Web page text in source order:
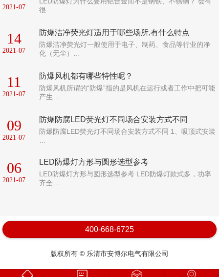
2021-07
很…
14
2021-07
防爆洁净荧光灯适用于哪些场所,有什么特点
防爆洁净荧光灯一般使用于电子、制药、食品等行业的净
化（无尘）…
11
2021-07
防爆风机都有哪些特性呢？
防爆风机所谓的“防爆”指的是风机在运行或者工作中把可能
产生…
09
2021-07
防爆防腐LED荧光灯不同场合安装方式不同
防爆防腐LED荧光灯不同场合安装方式不同 1、吸顶式安装
06
2021-07
LED防爆灯方形与圆形选型参考
LED防爆灯方形与圆形选型参考 LED防爆灯款式多，功率
齐全…
400-668-6725
版权所有 © 乐清市安博尔电气有限公司